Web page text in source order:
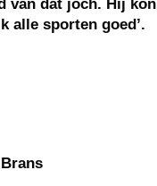
van dat joch. Hij kon
alle sporten goed’.